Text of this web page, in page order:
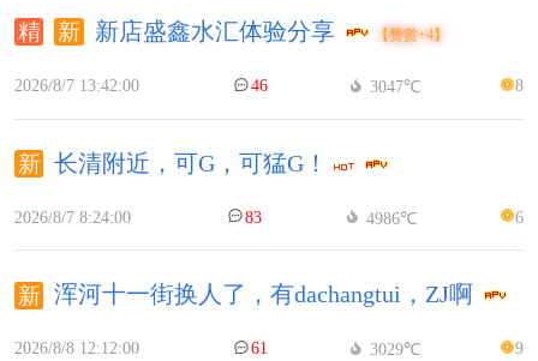
新店盛鑫水汇体验分享 【赞赏+4】
2026/8/7 13:42:00 46 3047℃ 8
长清附近，可G，可猛G！
2026/8/7 8:24:00 83 4986℃ 6
浑河十一街换人了，有dachangtui，ZJ啊
2026/8/8 12:12:00 61 3029℃ 9